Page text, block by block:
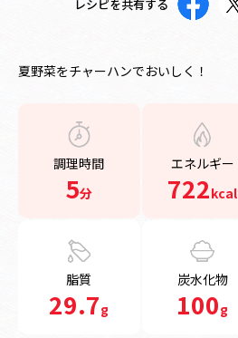
レシピを共有する
夏野菜をチャーハンでおいしく！
調理時間
5分
エネルギー
722kcal
脂質
29.7g
炭水化物
100g